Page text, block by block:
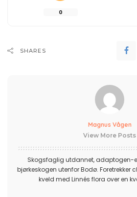
0
SHARES
Magnus Vågen
View More Posts
Skogsfaglig utdannet, adaptogen-
bjørkeskogen utenfor Bodø. Foretrekker
kveld med Linnés flora over en